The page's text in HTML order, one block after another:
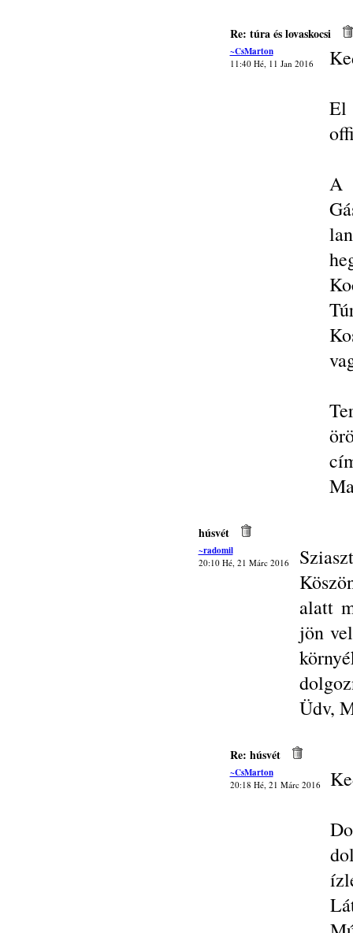
Re: túra és lovaskocsi
~CsMarton
11:40 Hé, 11 Jan 2016
A
húsvét
~radomil
20:10 Hé, 21 Márc 2016
alatt
jön
Üdv,
Re: húsvét
~CsMarton
20:18 Hé, 21 Márc 2016